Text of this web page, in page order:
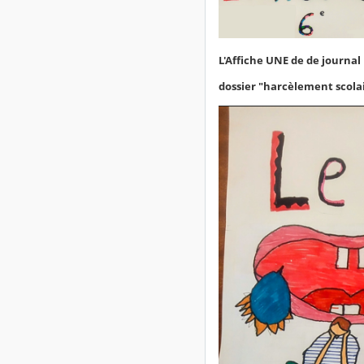
L'Affiche UNE de de journal
dossier "harcèlement